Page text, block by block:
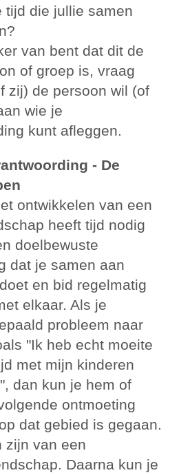
tijd die jullie samen
van bent dat dit de
of groep is, vraag
zij) de persoon wil (of
wie je
kunt afleggen.
- De
ontwikkelen van een
heeft tijd nodig
doelbewuste
dat je samen aan
en bid regelmatig
elkaar. Als je
probleem naar
"Ik heb echt moeite
met mijn kinderen
dan kun je hem of
ontmoeting
dat gebied is gegaan.
zijn van een
Daarna kun je